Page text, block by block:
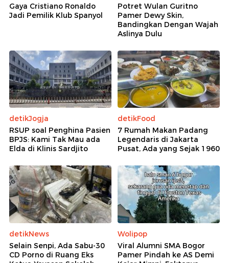
Gaya Cristiano Ronaldo
Jadi Pemilik Klub Spanyol
Potret Wulan Guritno
Pamer Dewy Skin,
Bandingkan Dengan Wajah
Aslinya Dulu
detikJogja
RSUP soal Penghina Pasien
BPJS: Kami Tak Mau ada
Elda di Klinis Sardjito
detikFood
7 Rumah Makan Padang
Legendaris di Jakarta
Pusat, Ada yang Sejak 1960
detikNews
Selain Senpi, Ada Sabu-30
CD Porno di Ruang Eks
Wolipop
Viral Alumni SMA Bogor
Pamer Pindah ke AS Demi